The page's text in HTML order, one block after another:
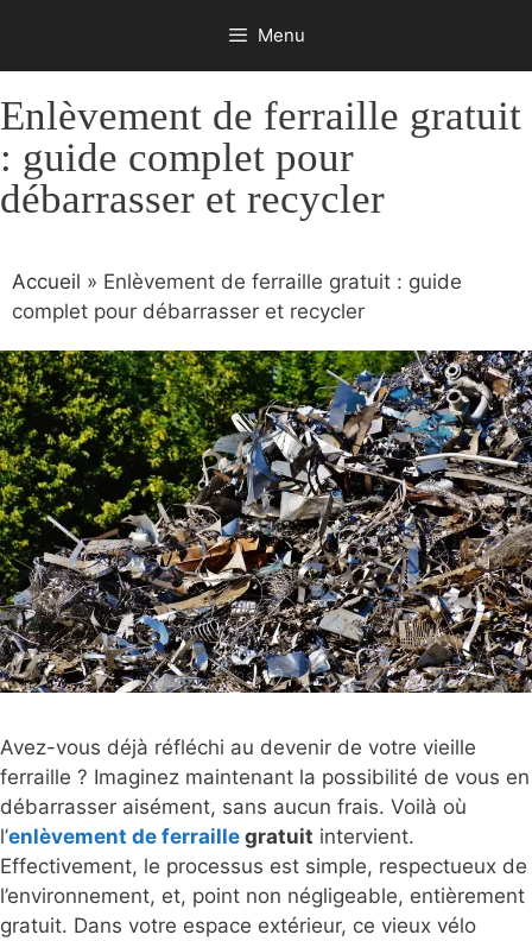
contenu
Menu
Enlèvement de ferraille gratuit
: guide complet pour
débarrasser et recycler
Accueil » Enlèvement de ferraille gratuit : guide
complet pour débarrasser et recycler
Avez-vous déjà réfléchi au devenir de votre vieille
ferraille ? Imaginez maintenant la possibilité de vous en
débarrasser aisément, sans aucun frais. Voilà où
l’enlèvement de ferraille gratuit intervient.
Effectivement, le processus est simple, respectueux de
l’environnement, et, point non négligeable, entièrement
gratuit. Dans votre espace extérieur, ce vieux vélo